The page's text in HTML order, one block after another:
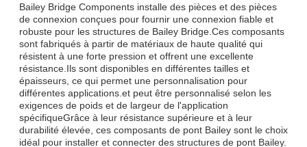
Bailey Bridge Components installe des pièces et des pièces
de connexion conçues pour fournir une connexion fiable et
robuste pour les structures de Bailey Bridge.Ces composants
sont fabriqués à partir de matériaux de haute qualité qui
résistent à une forte pression et offrent une excellente
résistance.Ils sont disponibles en différentes tailles et
épaisseurs, ce qui permet une personnalisation pour
différentes applications.et peut être personnalisé selon les
exigences de poids et de largeur de l'application
spécifiqueGrâce à leur résistance supérieure et à leur
durabilité élevée, ces composants de pont Bailey sont le choix
idéal pour installer et connecter des structures de pont Bailey.